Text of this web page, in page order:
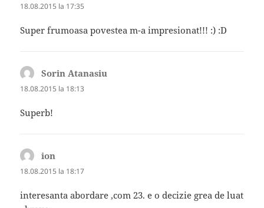
18.08.2015 la 17:35
Super frumoasa povestea m-a impresionat!!! :) :D
Sorin Atanasiu
18.08.2015 la 18:13
Superb!
ion
18.08.2015 la 18:17
interesanta abordare ,com 23. e o decizie grea de luat